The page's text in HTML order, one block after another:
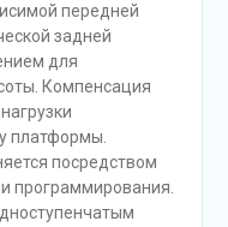
передней
задней
для
Компенсация
платформы.
посредством
программирования.